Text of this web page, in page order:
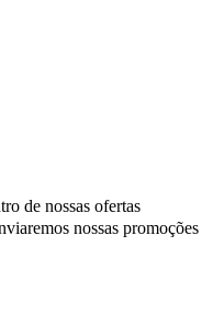
de nossas ofertas
nossas promoções